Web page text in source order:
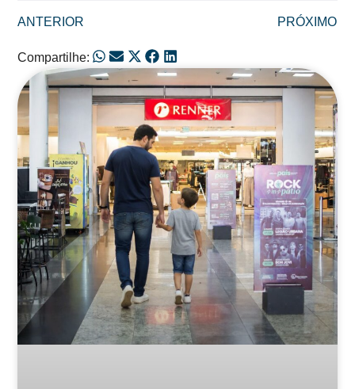
ANTERIOR PRÓXIMO
Compartilhe:
Posts Relacionados